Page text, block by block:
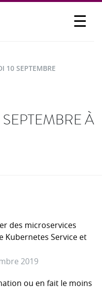
☰
10 SEPTEMBRE
À
des microservices
Kubernetes Service et
2019
ou en fait le moins